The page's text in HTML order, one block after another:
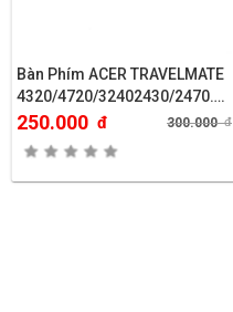
Bàn Phím ACER TRAVELMATE
4320/4720/32402430/2470….
250.000 đ 300.000đ